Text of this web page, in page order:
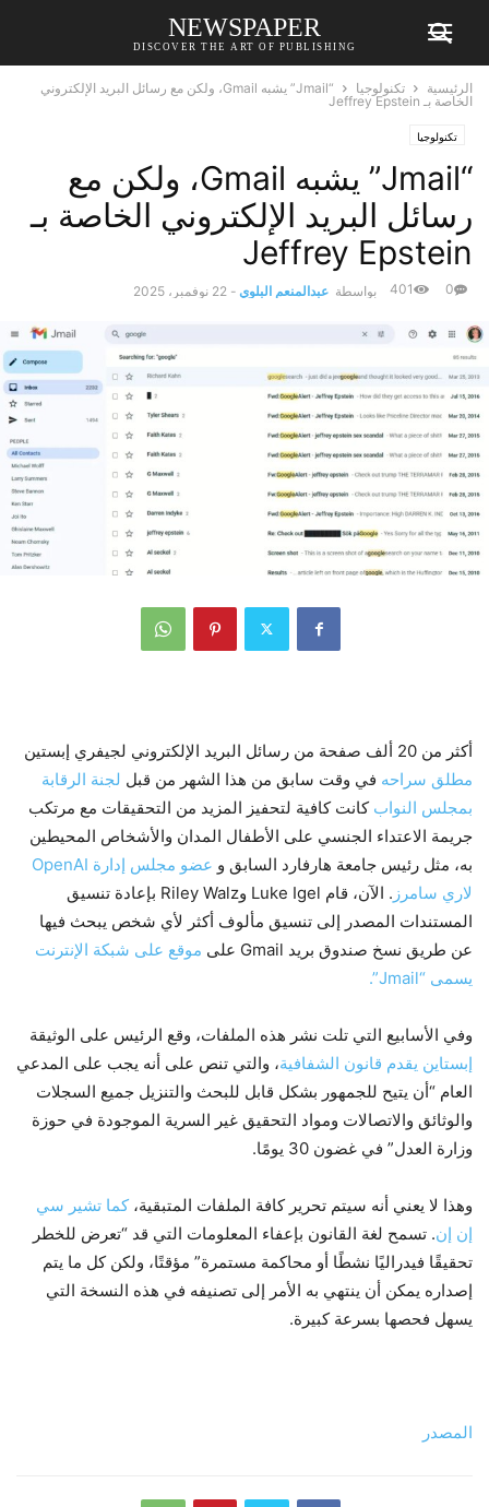
NEWSPAPER
DISCOVER THE ART OF PUBLISHING
الرئيسية تكنولوجيا
“Jmail” يشبه Gmail، ولكن مع رسائل البريد الإلكتروني
الخاصة بـ Jeffrey Epstein
تكنولوجيا
“Jmail” يشبه Gmail، ولكن مع
رسائل البريد الإلكتروني الخاصة بـ
Jeffrey Epstein
بواسطة عبدالمنعم البلوي - 22 نوفمبر، 2025 0
401
أكثر من 20 ألف صفحة من رسائل البريد الإلكتروني لجيفري إبستين
مطلق سراحه في وقت سابق من هذا الشهر من قبل لجنة الرقابة
بمجلس النواب كانت كافية لتحفيز المزيد من التحقيقات مع مرتكب
جريمة الاعتداء الجنسي على الأطفال المدان والأشخاص المحيطين
به، مثل رئيس جامعة هارفارد السابق و
عضو مجلس إدارة OpenAI
لاري سامرز
. الآن، قام Luke Igel وRiley Walz بإعادة تنسيق
المستندات المصدر إلى تنسيق مألوف أكثر لأي شخص يبحث فيها
عن طريق نسخ صندوق بريد Gmail على
موقع على شبكة الإنترنت
يسمى “Jmail”.
وفي الأسابيع التي تلت نشر هذه الملفات، وقع الرئيس على الوثيقة
إبستاين يقدم قانون الشفافية، والتي تنص على أنه يجب على المدعي
العام “أن يتيح للجمهور بشكل قابل للبحث والتنزيل جميع السجلات
والوثائق والاتصالات ومواد التحقيق غير السرية الموجودة في حوزة
وزارة العدل” في غضون 30 يومًا.
وهذا لا يعني أنه سيتم تحرير كافة الملفات المتبقية،كما تشير سي
إن إن. تسمح لغة القانون بإعفاء المعلومات التي قد “تعرض للخطر
تحقيقًا فيدراليًا نشطًا أو محاكمة مستمرة” مؤقتًا، ولكن كل ما يتم
إصداره يمكن أن ينتهي به الأمر إلى تصنيفه في هذه النسخة التي
يسهل فحصها بسرعة كبيرة.
المصدر